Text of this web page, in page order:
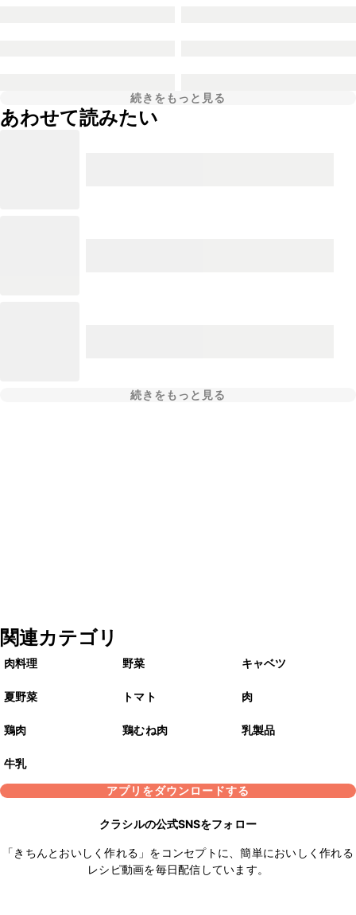
続きをもっと見る
あわせて読みたい
続きをもっと見る
関連カテゴリ
肉料理 野菜 キャベツ
夏野菜 トマト 肉
鶏肉 鶏むね肉 乳製品
牛乳
アプリをダウンロードする
クラシルの公式SNSをフォロー
「きちんとおいしく作れる」をコンセプトに、簡単においしく作れる
レシピ動画を毎日配信しています。